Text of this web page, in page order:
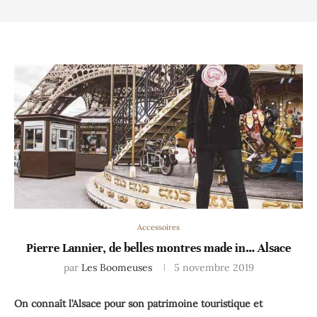
Accessoires
Pierre Lannier, de belles montres made in… Alsace
par Les Boomeuses 5 novembre 2019
On connaît l’Alsace pour son patrimoine touristique et